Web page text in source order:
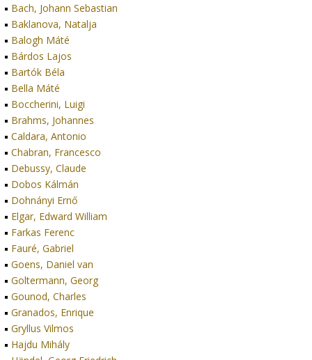
Bach, Johann Sebastian
Baklanova, Natalja
Balogh Máté
Bárdos Lajos
Bartók Béla
Bella Máté
Boccherini, Luigi
Brahms, Johannes
Caldara, Antonio
Chabran, Francesco
Debussy, Claude
Dobos Kálmán
Dohnányi Ernő
Elgar, Edward William
Farkas Ferenc
Fauré, Gabriel
Goens, Daniel van
Goltermann, Georg
Gounod, Charles
Granados, Enrique
Gryllus Vilmos
Hajdu Mihály